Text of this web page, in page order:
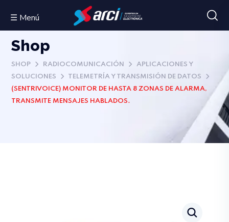
☰ Menú
Shop
SHOP RADIOCOMUNICACIÓN
APLICACIONES Y
SOLUCIONES
TELEMETRÍA Y TRANSMISIÓN DE DATOS
(SENTRIVOICE) MONITOR DE HASTA 8 ZONAS DE ALARMA,
TRANSMITE MENSAJES HABLADOS.